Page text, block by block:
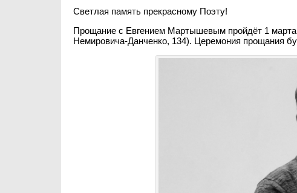
Светлая память прекрасному Поэту!
Прощание с Евгением Мартышевым пройдёт 1 марта
Немировича-Данченко, 134). Церемония прощания